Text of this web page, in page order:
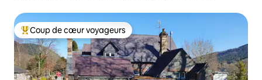
Coups de cœur voyageurs les plus appréciés
Coup de cœur voyageurs